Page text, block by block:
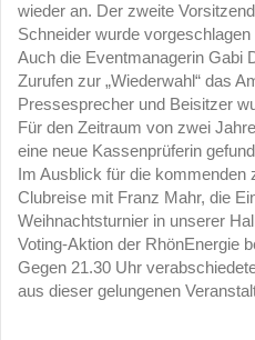
wieder an. Der zweite
Schneider wurde
Auch die Eventmanagerin Gabi
Zurufen zur „Wiederwahl“ das
Pressesprecher und Beisitzer
Für den Zeitraum von zwei
eine neue Kassenprüferin
Im Ausblick für die kommenden
Clubreise mit Franz Mahr, die
Weihnachtsturnier in unserer
Voting-Aktion der RhönEnergie
Gegen 21.30 Uhr
aus dieser gelungenen